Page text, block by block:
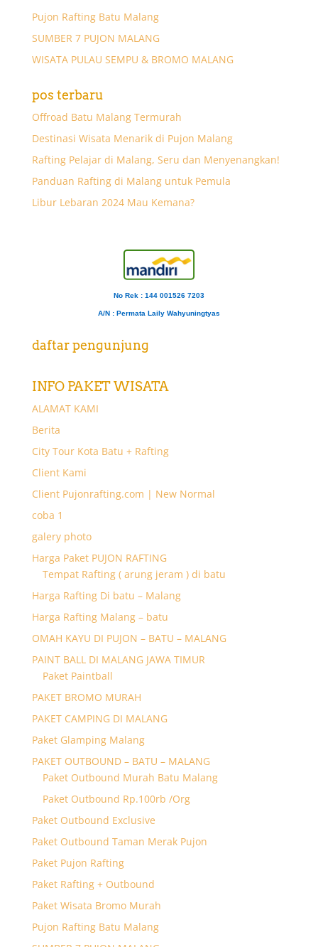
Pujon Rafting Batu Malang
SUMBER 7 PUJON MALANG
WISATA PULAU SEMPU & BROMO MALANG
pos terbaru
Offroad Batu Malang Termurah
Destinasi Wisata Menarik di Pujon Malang
Rafting Pelajar di Malang, Seru dan Menyenangkan!
Panduan Rafting di Malang untuk Pemula
Libur Lebaran 2024 Mau Kemana?
No Rek : 144 001526 7203
A/N : Permata Laily Wahyuningtyas
daftar pengunjung
INFO PAKET WISATA
ALAMAT KAMI
Berita
City Tour Kota Batu + Rafting
Client Kami
Client Pujonrafting.com | New Normal
coba 1
galery photo
Harga Paket PUJON RAFTING
Tempat Rafting ( arung jeram ) di batu
Harga Rafting Di batu – Malang
Harga Rafting Malang – batu
OMAH KAYU DI PUJON – BATU – MALANG
PAINT BALL DI MALANG JAWA TIMUR
Paket Paintball
PAKET BROMO MURAH
PAKET CAMPING DI MALANG
Paket Glamping Malang
PAKET OUTBOUND – BATU – MALANG
Paket Outbound Murah Batu Malang
Paket Outbound Rp.100rb /Org
Paket Outbound Exclusive
Paket Outbound Taman Merak Pujon
Paket Pujon Rafting
Paket Rafting + Outbound
Paket Wisata Bromo Murah
Pujon Rafting Batu Malang